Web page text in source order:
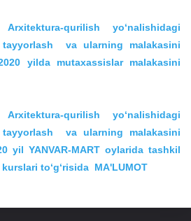
qurilish yo‘nalishidagi
tayyorlash va ularning malakasini
yilda mutaxassislar malakasini
qurilish yo‘nalishidagi
tayyorlash va ularning malakasini
yil YANVAR-MART oylarida tashkil
to‘g‘risida MA'LUMOT